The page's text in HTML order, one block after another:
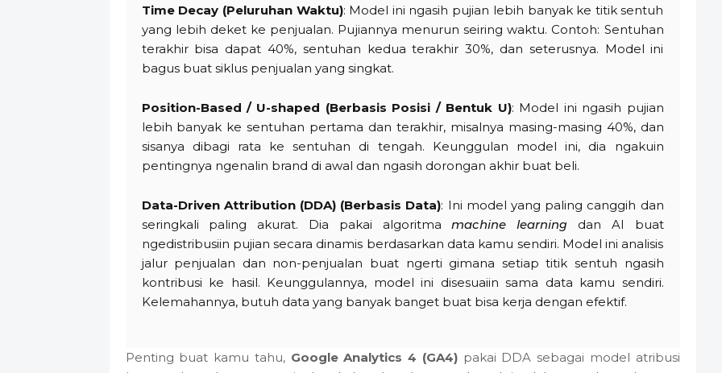
Time Decay (Peluruhan Waktu): Model ini ngasih pujian lebih banyak ke titik sentuh
yang lebih deket ke penjualan. Pujiannya menurun seiring waktu. Contoh: Sentuhan
terakhir bisa dapat 40%, sentuhan kedua terakhir 30%, dan seterusnya. Model ini
bagus buat siklus penjualan yang singkat.
Position-Based / U-shaped (Berbasis Posisi / Bentuk U): Model ini ngasih pujian
lebih banyak ke sentuhan pertama dan terakhir, misalnya masing-masing 40%, dan
sisanya dibagi rata ke sentuhan di tengah. Keunggulan model ini, dia ngakuin
pentingnya ngenalin brand di awal dan ngasih dorongan akhir buat beli.
Data-Driven Attribution (DDA) (Berbasis Data): Ini model yang paling canggih dan
seringkali paling akurat. Dia pakai algoritmamachine learning dan AI buat
ngedistribusiin pujian secara dinamis berdasarkan data kamu sendiri. Model ini analisis
jalur penjualan dan non-penjualan buat ngerti gimana setiap titik sentuh ngasih
kontribusi ke hasil. Keunggulannya, model ini disesuaiin sama data kamu sendiri.
Kelemahannya, butuh data yang banyak banget buat bisa kerja dengan efektif.
Penting buat kamu tahu, Google Analytics 4 (GA4)pakai DDA sebagai model atribusi